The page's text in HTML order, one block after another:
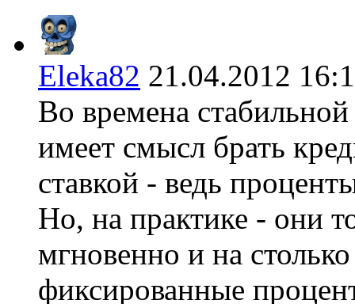
Eleka82 21.04.2012
Во времена
имеет смысл брать
ставкой - ведь
Но, на практике - они
мгновенно и на
фиксированные